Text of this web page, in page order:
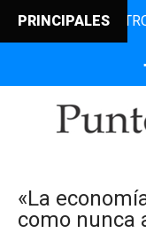
PRINCIPALES EL
«La
como nunca